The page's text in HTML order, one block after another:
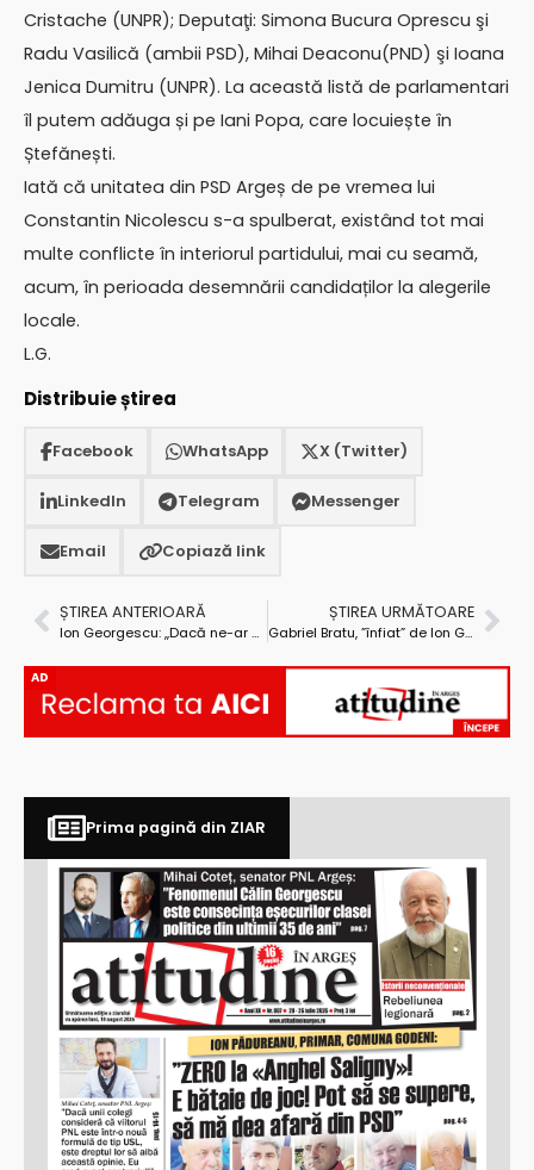
Cristache (UNPR); Deputaţi: Simona Bucura Oprescu şi
Radu Vasilică (ambii PSD), Mihai Deaconu(PND) şi Ioana
Jenica Dumitru (UNPR). La această listă de parlamentari
îl putem adăuga și pe Iani Popa, care locuiește în
Ștefănești.
Iată că unitatea din PSD Argeș de pe vremea lui
Constantin Nicolescu s-a spulberat, existând tot mai
multe conflicte în interiorul partidului, mai cu seamă,
acum, în perioada desemnării candidaților la alegerile
locale.
L.G.
Distribuie știrea
Facebook WhatsApp X (Twitter)
LinkedIn Telegram Messenger
Email Copiază link
ȘTIREA ANTERIOARĂ
Ion Georgescu: ,,Dacă ne-ar vedea alții, ne-ar împușca!”
ȘTIREA URMĂTOARE
Gabriel Bratu, ”înfiat” de Ion Georgescu
AD
Prima pagină din ZIAR